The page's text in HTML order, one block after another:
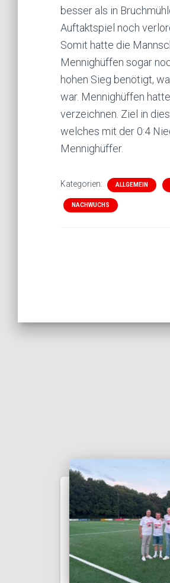
besser als in
Auftaktspiel noch
Somit hatte die
Mennighüffen sogar
hohen Sieg benötigt,
war. Mennighüffen
verzeichnen. Ziel in
welches mit der 0:4
Mennighüffer.
Kategorien: ALLGEMEIN
NACHWUCHS